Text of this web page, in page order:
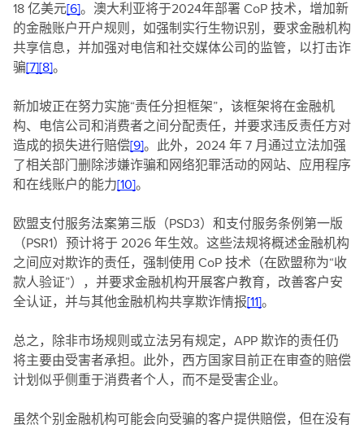
18 亿美元[6]。澳大利亚将于2024年部署 CoP 技术，增加新
的金融账户开户规则，如强制实行生物识别，要求金融机构
共享信息，并加强对电信和社交媒体公司的监管，以打击诈
骗[7][8]。
新加坡正在努力实施“责任分担框架”，该框架将在金融机
构、电信公司和消费者之间分配责任，并要求违反责任方对
造成的损失进行赔偿[9]。此外，2024 年 7 月通过立法加强
了相关部门删除涉嫌诈骗和网络犯罪活动的网站、应用程序
和在线账户的能力[10]。
欧盟支付服务法案第三版（PSD3）和支付服务条例第一版
（PSR1）预计将于 2026 年生效。这些法规将概述金融机构
之间应对欺诈的责任，强制使用 CoP 技术（在欧盟称为“收
款人验证”），并要求金融机构开展客户教育，改善客户安
全认证，并与其他金融机构共享欺诈情报[11]。
总之，除非市场规则或立法另有规定，APP 欺诈的责任仍
将主要由受害者承担。此外，西方国家目前正在审查的赔偿
计划似乎侧重于消费者个人，而不是受害企业。
虽然个别金融机构可能会向受骗的客户提供赔偿，但在没有